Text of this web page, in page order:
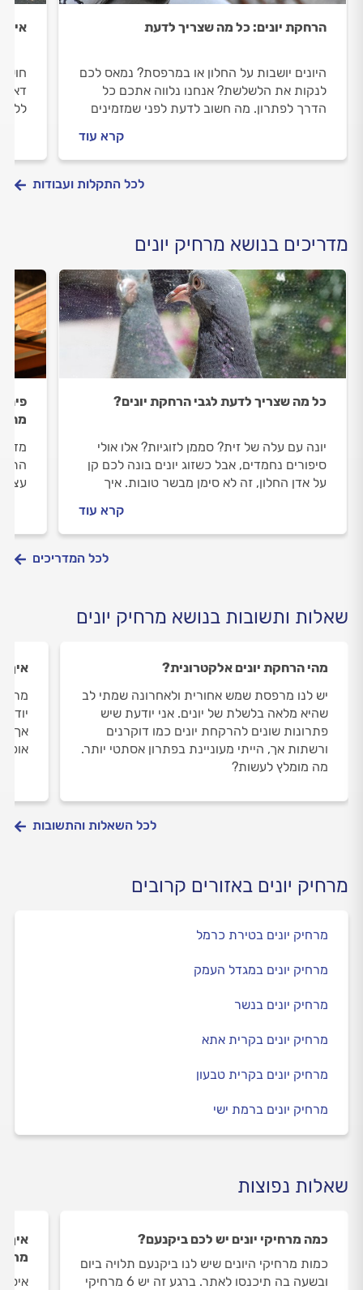
הרחקת יונים: כל מה שצריך לדעת
היונים יושבות על החלון או במרפסת? נמאס לכם
לנקות את הלשלשת? אנחנו נלווה אתכם כל
הדרך לפתרון. מה חשוב לדעת לפני שמזמינים
קרא עוד
לכל התקלות ועבודות
מדריכים בנושא מרחיק יונים
כל מה שצריך לדעת לגבי הרחקת יונים?
יונה עם עלה של זית? סממן לזוגיות? אלו אולי
סיפורים נחמדים, אבל כשזוג יונים בונה לכם קן
על אדן החלון, זה לא סימן מבשר טובות. איך
קרא עוד
לכל המדריכים
שאלות ותשובות בנושא מרחיק יונים
מהי הרחקת יונים אלקטרונית?
יש לנו מרפסת שמש אחורית ולאחרונה שמתי לב
שהיא מלאה בלשלת של יונים. אני יודעת שיש
פתרונות שונים להרקחת יונים כמו דוקרנים
ורשתות אך, הייתי מעוניינת בפתרון אסתטי יותר.
מה מומלץ לעשות?
איך
אך
לכל השאלות והתשובות
מרחיק יונים באזורים קרובים
מרחיק יונים בטירת כרמל
מרחיק יונים במגדל העמק
מרחיק יונים בנשר
מרחיק יונים בקרית אתא
מרחיק יונים בקרית טבעון
מרחיק יונים ברמת ישי
שאלות נפוצות
כמה מרחיקי יונים יש לכם ביקנעם?
כמות מרחיקי היונים שיש לנו ביקנעם תלויה ביום
ובשעה בה תיכנסו לאתר. ברגע זה יש 6 מרחיקי
איך